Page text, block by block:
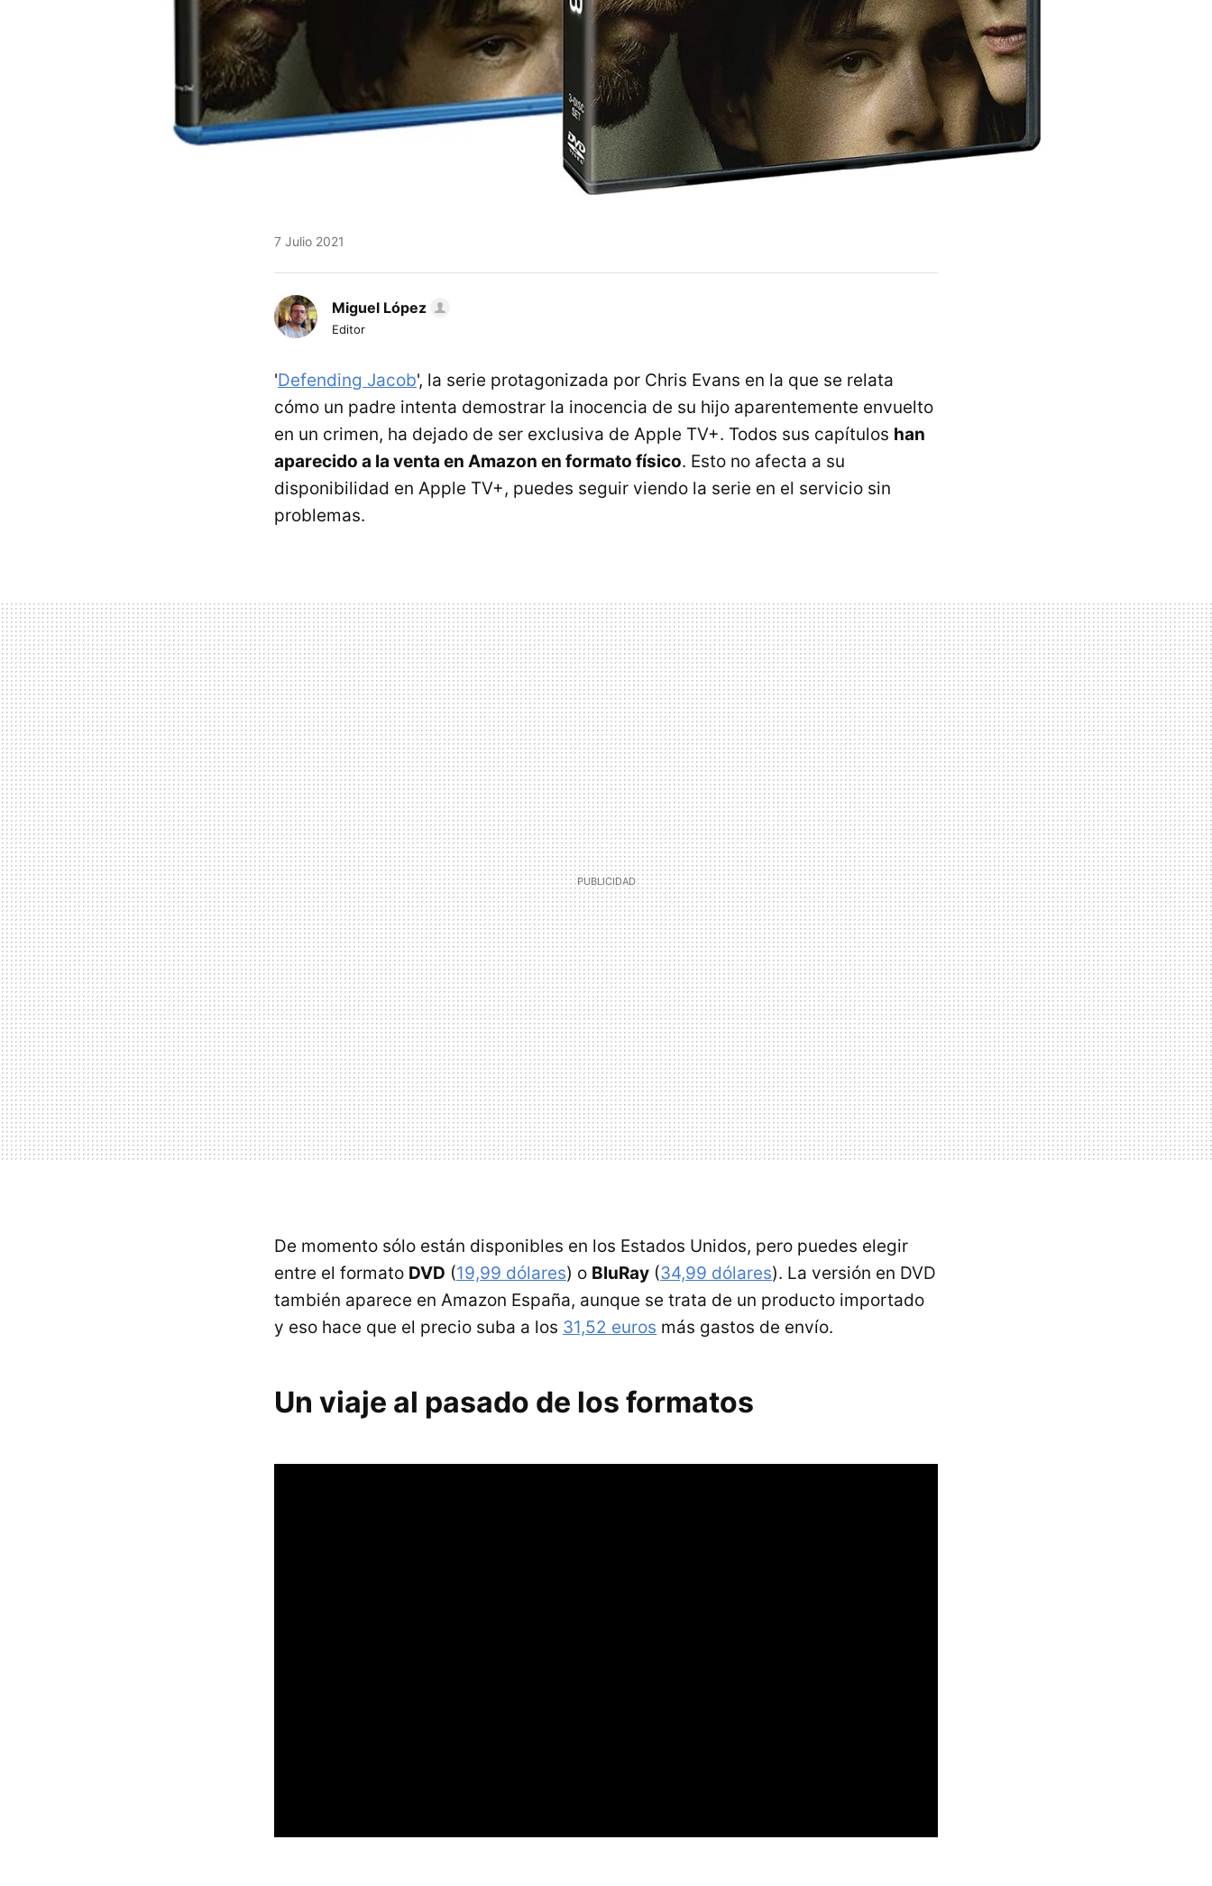
7 Julio 2021
Miguel López
Editor
'Defending Jacob', la serie protagonizada por Chris Evans en la que se relata
cómo un padre intenta demostrar la inocencia de su hijo aparentemente envuelto
en un crimen, ha dejado de ser exclusiva de Apple TV+. Todos sus capítulos han
aparecido a la venta en Amazon en formato físico. Esto no afecta a su
disponibilidad en Apple TV+, puedes seguir viendo la serie en el servicio sin
problemas.
De momento sólo están disponibles en los Estados Unidos, pero puedes elegir
entre el formato DVD (19,99 dólares) o BluRay (34,99 dólares). La versión en DVD
también aparece en Amazon España, aunque se trata de un producto importado
y eso hace que el precio suba a los 31,52 euros más gastos de envío.
Un viaje al pasado de los formatos